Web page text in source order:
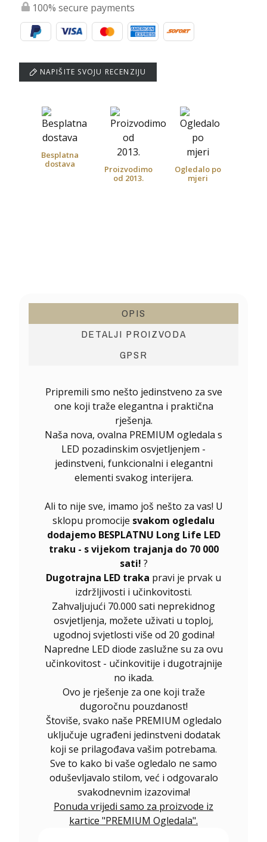
100% secure payments
NAPIŠITE SVOJU RECENZIJU
Besplatna
dostava
Proizvodimo
od 2013.
Ogledalo po
mjeri
OPIS
DETALJI PROIZVODA
GPSR
Pripremili smo nešto jedinstveno za sve
one koji traže elegantna i praktična
rješenja.
Naša nova, ovalna PREMIUM ogledala s
LED pozadinskim osvjetljenjem -
jedinstveni, funkcionalni i elegantni
elementi svakog interijera.
Ali to nije sve, imamo još nešto za vas! U
sklopu promocije svakom ogledalu
dodajemo BESPLATNU Long Life LED
traku - s vijekom trajanja do 70 000
sati! ?
Dugotrajna LED traka pravi je prvak u
izdržljivosti i učinkovitosti.
Zahvaljujući 70.000 sati neprekidnog
osvjetljenja, možete uživati u toploj,
ugodnoj svjetlosti više od 20 godina!
Napredne LED diode zaslužne su za ovu
učinkovitost - učinkovitije i dugotrajnije
no ikada.
Ovo je rješenje za one koji traže
dugoročnu pouzdanost!
Štoviše, svako naše PREMIUM ogledalo
uključuje ugrađeni jedinstveni dodatak
koji se prilagođava vašim potrebama.
Sve to kako bi vaše ogledalo ne samo
oduševljavalo stilom, već i odgovaralo
svakodnevnim izazovima!
Ponuda vrijedi samo za proizvode iz
kartice "PREMIUM Ogledala".